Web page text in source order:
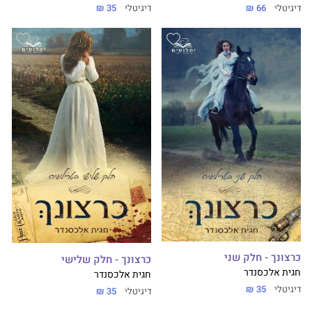
דיגיטלי 66 ₪
דיגיטלי 35 ₪
כרצונך - חלק שני
חגית אלכסנדר
דיגיטלי 35 ₪
כרצונך - חלק שלישי
חגית אלכסנדר
דיגיטלי 35 ₪